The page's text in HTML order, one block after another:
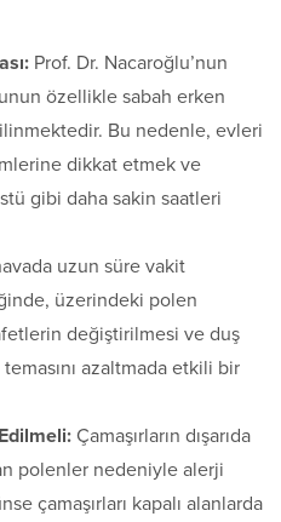
Prof. Dr. Nacaroğlu’nun
özellikle sabah erken
Bu nedenle, evleri
dikkat etmek ve
gibi daha sakin saatleri
uzun süre vakit
üzerindeki polen
değiştirilmesi ve duş
azaltmada etkili bir
Çamaşırların dışarıda
polenler nedeniyle alerji
çamaşırları kapalı alanlarda